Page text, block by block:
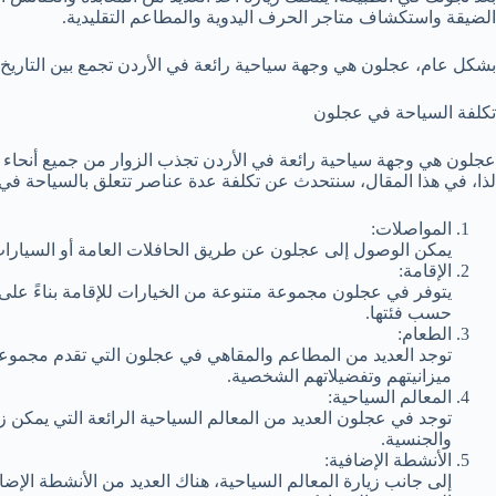
الضيقة واستكشاف متاجر الحرف اليدوية والمطاعم التقليدية.
بشكل عام، عجلون هي وجهة سياحية رائعة في الأردن تجمع بين
تكلفة السياحة في عجلون
عجلون هي وجهة سياحية رائعة في الأردن تجذب الزوار من جميع أنحاء
لذا، في هذا المقال، سنتحدث عن تكلفة عدة عناصر تتعلق بالسياحة في
المواصلات:
يمكن الوصول إلى عجلون عن طريق الحافلات العامة أو
الإقامة:
يتوفر في عجلون مجموعة متنوعة من الخيارات للإقامة بناءً على
حسب فئتها.
الطعام:
توجد العديد من المطاعم والمقاهي في عجلون التي تقدم
ميزانيتهم وتفضيلاتهم الشخصية.
المعالم السياحية:
توجد في عجلون العديد من المعالم السياحية الرائعة التي
والجنسية.
الأنشطة الإضافية:
إلى جانب زيارة المعالم السياحية، هناك العديد من الأنشطة